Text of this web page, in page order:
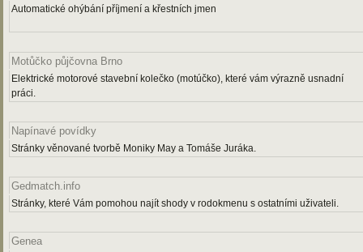
Automatické ohýbání příjmení a křestních jmen
Motůčko půjčovna Brno
Elektrické motorové stavební kolečko (motúčko), které vám výrazně usnadní
práci.
Napínavé povídky
Stránky věnované tvorbě Moniky May a Tomáše Juráka.
Gedmatch.info
Stránky, které Vám pomohou najít shody v rodokmenu s ostatními uživateli.
Genea